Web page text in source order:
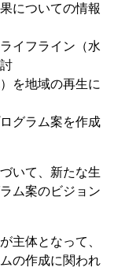
についての情報
イフライン（水
を地域の再生に
グラム案を作成
いて、新たな生
ム案のビジョン
主体となって、
の作成に関われ